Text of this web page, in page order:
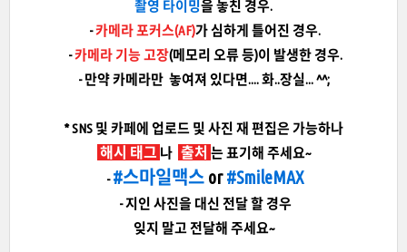
촬영 타이밍을 놓친 경우.
-카메라 포커스(AF)가 심하게 틀어진 경우.
-카메라 기능 고장(메모리 오류 등)이 발생한 경우.
- 만약 카메라만 놓여져 있다면.... 화..장실... ^^;
* SNS 및 카페에 업로드 및 사진 재 편집은 가능하나
해시 태그 나 출처 는 표기해 주세요~
-#스마일맥스 or#SmileMAX
- 지인 사진을 대신 전달 할 경우
잊지 말고 전달해 주세요~